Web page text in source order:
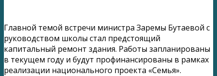
Главной темой встречи министра Заремы Бутаевой с
руководством школы стал предстоящий
капитальный ремонт здания. Работы запланированы
в текущем году и будут профинансированы в рамках
реализации национального проекта «Семья».